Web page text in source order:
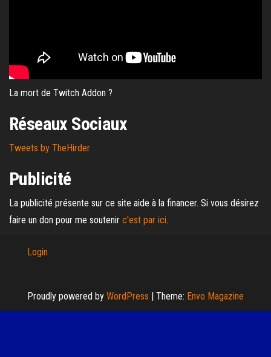
La mort de Twitch Addon ?
Réseaux Sociaux
Tweets by TheHirder
Publicité
La publicité présente sur ce site aide à la financer. Si vous désirez
faire un don pour me soutenir c'est par ici.
Login
Proudly powered by WordPress | Theme: Envo Magazine